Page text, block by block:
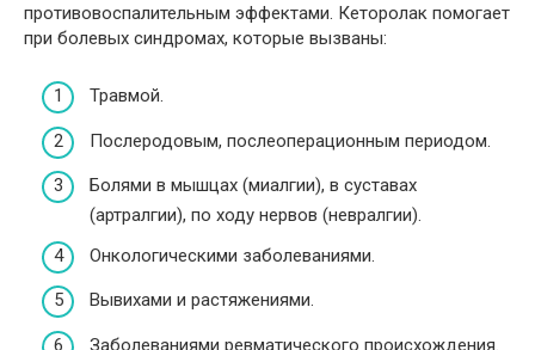
противовоспалительным эффектами. Кеторолак помогает
при болевых синдромах, которые вызваны:
Травмой.
Послеродовым, послеоперационным периодом.
Болями в мышцах (миалгии), в суставах
(артралгии), по ходу нервов (невралгии).
Онкологическими заболеваниями.
Вывихами и растяжениями.
Заболеваниями ревматического происхождения.